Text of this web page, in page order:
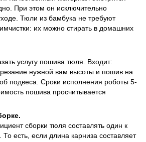
При этом он исключительно
Тюли из бамбука не требуют
их можно стирать в домашних
услугу пошива тюля. Входит:
нужной вам высоты и пошив на
подвеса. Сроки исполнения роботы 5-
пошива просчитывается
сборки тюля составлять один к
есть, если длина карниза составляет